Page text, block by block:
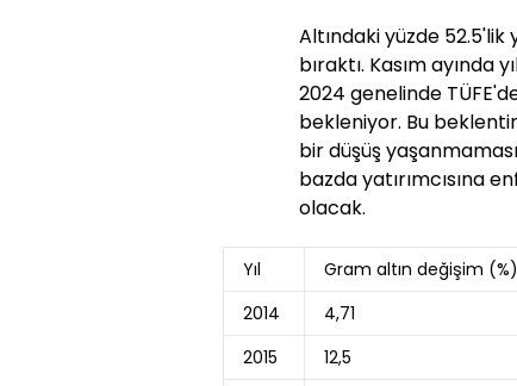
Altındaki yüzde
bıraktı. Kasım ayında
2024 genelinde
bekleniyor. Bu
bir düşüş
bazda yatırımcısına
olacak.
Yıl Gram altın değişim (%)
2014
4,71
2015
12,5